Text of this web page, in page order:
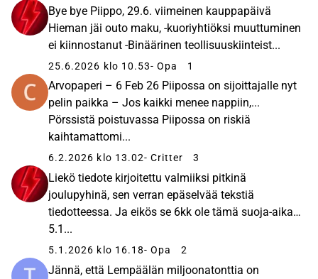
Bye bye Piippo, 29.6. viimeinen kauppapäivä
Hieman jäi outo maku, -kuoriyhtiöksi muuttuminen
ei kiinnostanut -Binäärinen teollisuuskiinteist...
25.6.2026 klo 10.53- Opa 1
Arvopaperi – 6 Feb 26 Piipossa on sijoittajalle nyt
pelin paikka – Jos kaikki menee nappiin,...
Pörssistä poistuvassa Piipossa on riskiä
kaihtamattomi...
6.2.2026 klo 13.02- Critter 3
Liekö tiedote kirjoitettu valmiiksi pitkinä
joulupyhinä, sen verran epäselvää tekstiä
tiedotteessa. Ja eikös se 6kk ole tämä suoja-aika…
5.1...
5.1.2026 klo 16.18- Opa 2
Jännä, että Lempäälän miljoonatonttia on